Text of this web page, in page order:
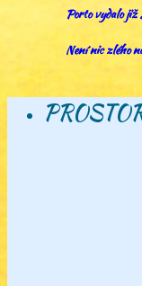
Porto vydalo
Není nic zlého